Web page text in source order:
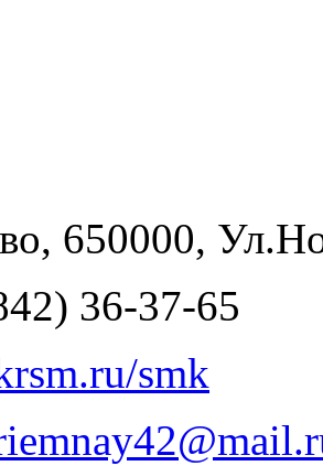
650000,
36-37-65
smk